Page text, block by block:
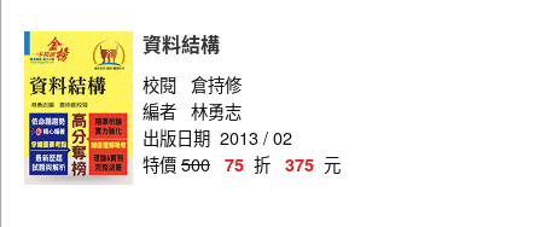
資料結構
校閱 倉持修
編者 林勇志
出版日期 2013 / 02
特價500 75 折 375 元